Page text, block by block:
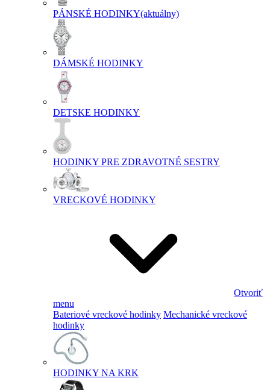
PÁNSKÉ HODINKY(aktuálny)
DÁMSKÉ HODINKY
DETSKE HODINKY
HODINKY PRE ZDRAVOTNÉ SESTRY
VRECKOVÉ HODINKY
Otvoriť
menu
Bateriové vreckové hodinky Mechanické vreckové
hodinky
HODINKY NA KRK